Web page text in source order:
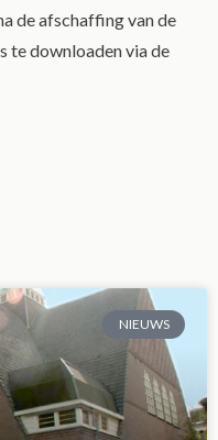
de afschaffing van de
te downloaden via de
NIEUWS